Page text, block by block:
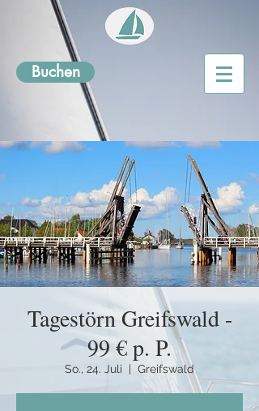
Buchen
Tagestörn Greifswald -
99 € p. P.
So., 24. Juli
  |
Greifswald